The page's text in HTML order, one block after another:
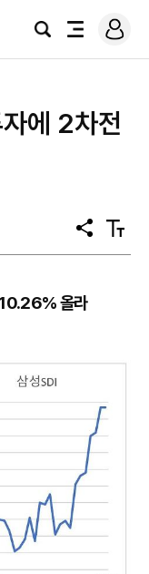
검
전
로
그
에 2차전
공
유
텍
스
올라